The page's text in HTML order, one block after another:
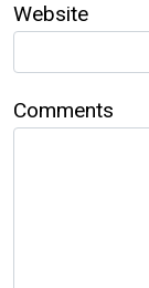
Website
Comments